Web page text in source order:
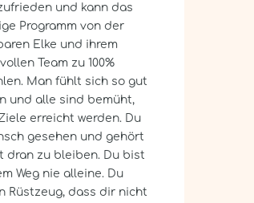
und kann das
Programm von der
Elke und ihrem
Team zu 100%
Man fühlt sich so gut
und alle sind bemüht,
erreicht werden. Du
gesehen und gehört
dran zu bleiben. Du bist
Weg nie alleine. Du
Rüstzeug, dass dir nicht